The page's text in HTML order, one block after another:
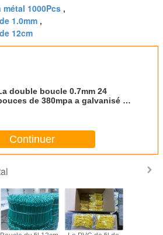
1000Pcs ,
1.0mm ,
12cm
double boucle 0.7mm 24
de 380mpa a galvanisé le
Continuer